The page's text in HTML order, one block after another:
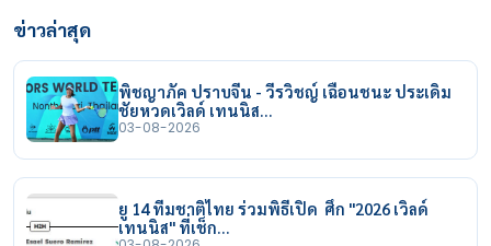
ข่าวล่าสุด
พิชญาภัค ปราบจีน - วีรวิชญ์ เฉือนชนะ ประเดิม
ชัยหวดเวิลด์ เทนนิส…
03-08-2026
ยู 14 ทีมชาติไทย ร่วมพิธีเปิด ศึก "2026 เวิลด์
เทนนิส" ที่เช็ก…